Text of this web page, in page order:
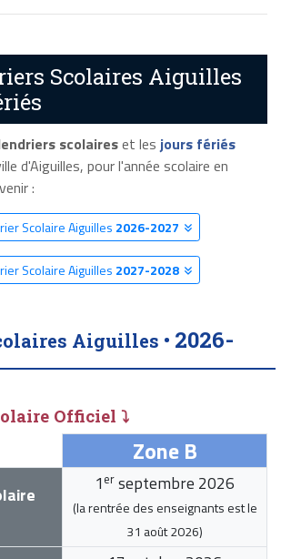
Scolaires Aiguilles
scolaireset les jours fériés
d'Aiguilles, pour l'année scolaire en
:
Scolaire Aiguilles 2026-2027
Scolaire Aiguilles 2027-2028
Aiguilles • 2026-
Officiel ⤵
Zone B
1 er septembre 2026
(la rentrée des enseignants est le
31 août 2026)